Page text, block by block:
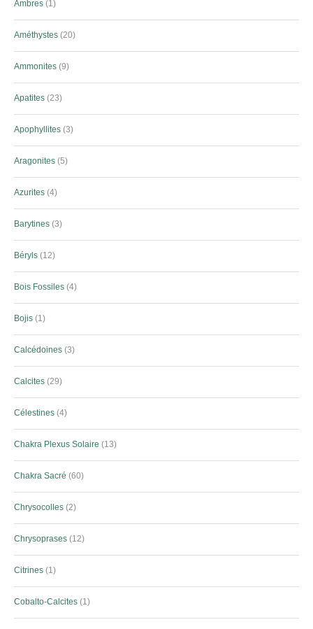
Ambres 1
Améthystes 20
Ammonites 9
Apatites 23
Apophyllites 3
Aragonites 5
Azurites 4
Barytines 3
Béryls 12
Bois Fossiles 4
Bojis 1
Calcédoines 3
Calcites 29
Célestines 4
Chakra Plexus Solaire 13
Chakra Sacré 60
Chrysocolles 2
Chrysoprases 12
Citrines 1
Cobalto-Calcites 1